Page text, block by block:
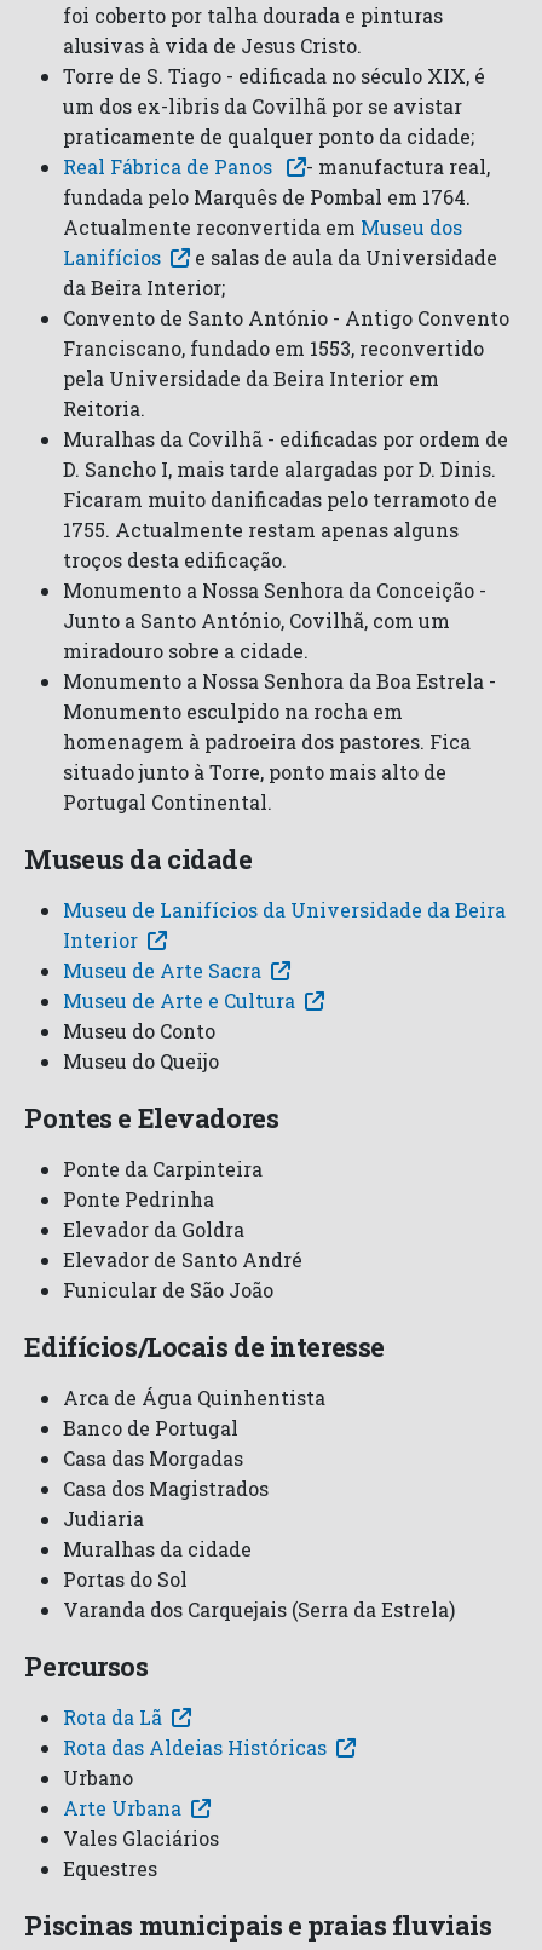
foi coberto por talha dourada e pinturas
alusivas à vida de Jesus Cristo.
Torre de S. Tiago - edificada no século XIX, é
um dos ex-libris da Covilhã por se avistar
praticamente de qualquer ponto da cidade;
Real Fábrica de Panos
- manufactura real,
fundada pelo Marquês de Pombal em 1764.
Actualmente reconvertida em Museu dos
Lanifícios
e salas de aula da Universidade
da Beira Interior;
Convento de Santo António - Antigo Convento
Franciscano, fundado em 1553, reconvertido
pela Universidade da Beira Interior em
Reitoria.
Muralhas da Covilhã - edificadas por ordem de
D. Sancho I, mais tarde alargadas por D. Dinis.
Ficaram muito danificadas pelo terramoto de
1755. Actualmente restam apenas alguns
troços desta edificação.
Monumento a Nossa Senhora da Conceição -
Junto a Santo António, Covilhã, com um
miradouro sobre a cidade.
Monumento a Nossa Senhora da Boa Estrela -
Monumento esculpido na rocha em
homenagem à padroeira dos pastores. Fica
situado junto à Torre, ponto mais alto de
Portugal Continental.
Museus da cidade
Museu de Lanifícios da Universidade da Beira
Interior
Museu de Arte Sacra
Museu de Arte e Cultura
Museu do Conto
Museu do Queijo
Pontes e Elevadores
Ponte da Carpinteira
Ponte Pedrinha
Elevador da Goldra
Elevador de Santo André
Funicular de São João
Edifícios/Locais de interesse
Arca de Água Quinhentista
Banco de Portugal
Casa das Morgadas
Casa dos Magistrados
Judiaria
Muralhas da cidade
Portas do Sol
Varanda dos Carquejais (Serra da Estrela)
Percursos
Rota da Lã
Rota das Aldeias Históricas
Urbano
Arte Urbana
Vales Glaciários
Equestres
Piscinas municipais e praias fluviais